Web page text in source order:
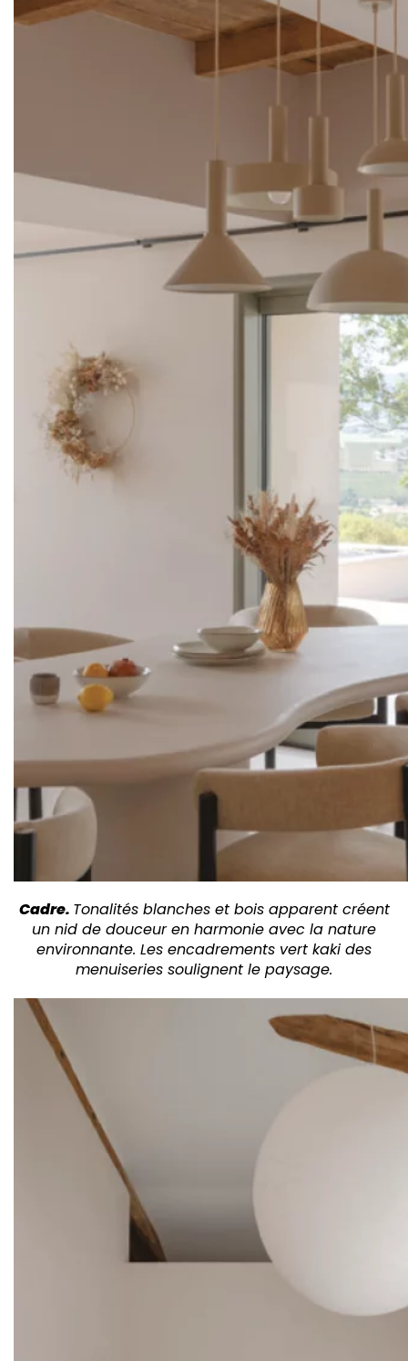
Cadre. Tonalités blanches et bois apparent créent
un nid de douceur en harmonie avec la nature
environnante. Les encadrements vert kaki des
menuiseries soulignent le paysage.